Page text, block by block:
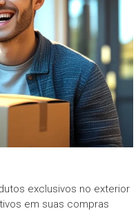
exclusivos no exterior
em suas compras